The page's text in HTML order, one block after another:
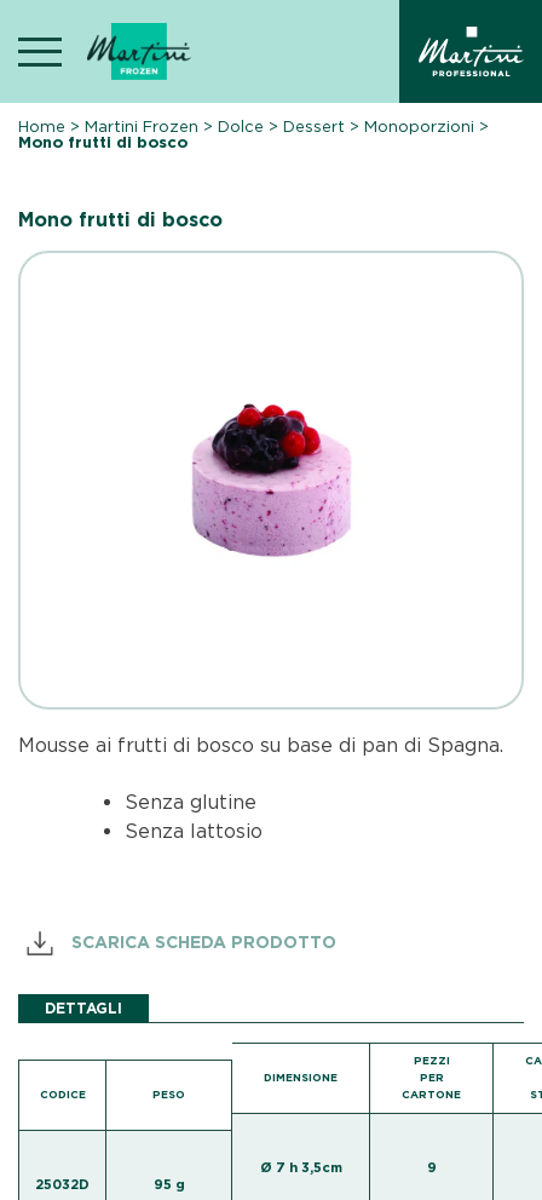
content
Home >Martini Frozen >Dolce >Dessert >Monoporzioni >
Mono frutti di bosco
Mono frutti di bosco
Mousse ai frutti di bosco su base di pan di Spagna.
Senza glutine
Senza lattosio
SCARICA SCHEDA PRODOTTO
DETTAGLI
CODICE PESO
25032D 95 g
DIMENSIONE
PEZZI
PER
CARTONE
Ø 7 h 3,5cm 9